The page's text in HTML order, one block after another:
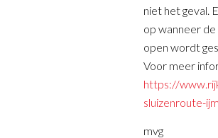
niet het geval.
op wanneer de
open wordt
Voor meer
https://
sluizenroute-
mvg